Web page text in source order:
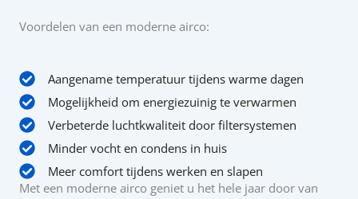
Voordelen van een moderne airco:
Aangename temperatuur tijdens warme dagen
Mogelijkheid om energiezuinig te verwarmen
Verbeterde luchtkwaliteit door filtersystemen
Minder vocht en condens in huis
Meer comfort tijdens werken en slapen
Met een moderne airco geniet u het hele jaar door van